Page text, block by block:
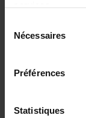
Nécessaires
Préférences
Statistiques